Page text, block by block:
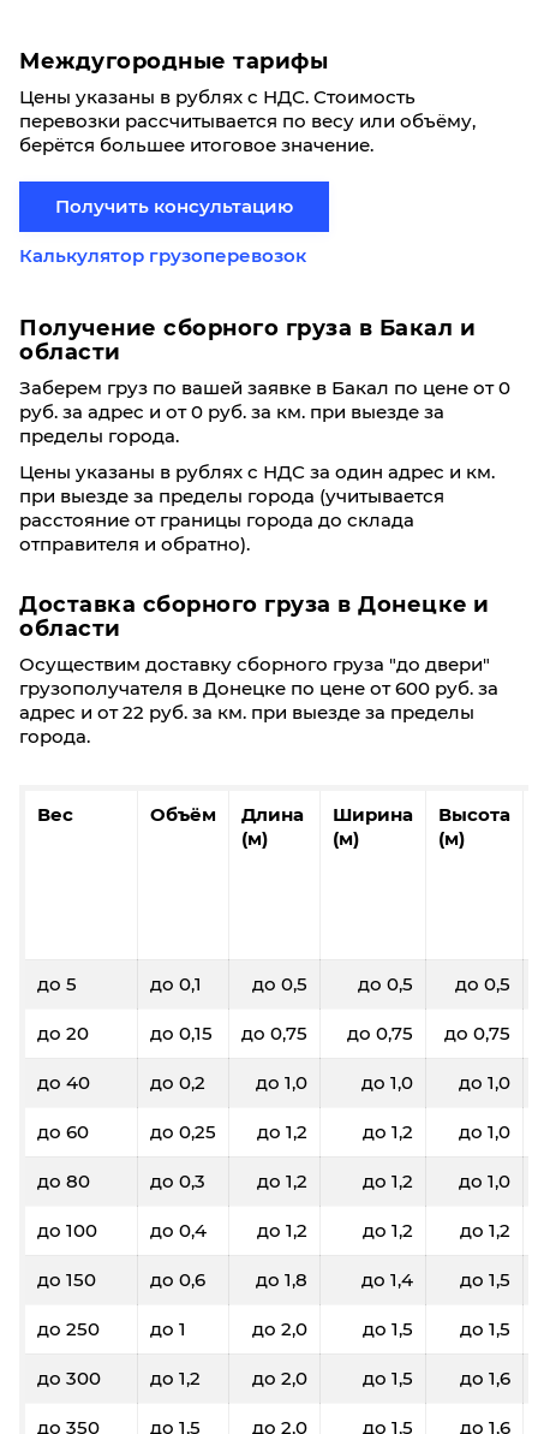
Междугородные тарифы
Цены указаны в рублях с НДС. Стоимость
перевозки рассчитывается по весу или объёму,
берётся большее итоговое значение.
Получить консультацию
Калькулятор грузоперевозок
Получение сборного груза в Бакал и
области
Заберем груз по вашей заявке в Бакал по цене от 0
руб. за адрес и от 0 руб. за км. при выезде за
пределы города.
Цены указаны в рублях с НДС за один адрес и км.
при выезде за пределы города (учитывается
расстояние от границы города до склада
отправителя и обратно).
Доставка сборного груза в Донецкe и
области
Осуществим доставку сборного груза "до двери"
грузополучателя в Донецкe по цене от 600 руб. за
адрес и от 22 руб. за км. при выезде за пределы
города.
Вес Объём
Длина
(м)
Ширина
(м)
Высота
(м)
до 5 до 0,1 до 0,5 до 0,5 до 0,5
до 20 до 0,15 до 0,75 до 0,75 до 0,75
до 40 до 0,2 до 1,0 до 1,0 до 1,0
до 60 до 0,25 до 1,2 до 1,2 до 1,0
до 80 до 0,3 до 1,2 до 1,2 до 1,0
до 100 до 0,4 до 1,2 до 1,2 до 1,2
до 150 до 0,6 до 1,8 до 1,4 до 1,5
до 250 до 1 до 2,0 до 1,5 до 1,5
до 300 до 1,2 до 2,0 до 1,5 до 1,6
до 350 до 1,5 до 2,0 до 1,5 до 1,6